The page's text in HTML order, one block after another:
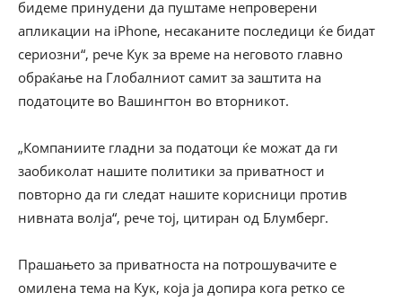
бидеме принудени да пуштаме непроверени
апликации на iPhone, несаканите последици ќе бидат
сериозни“, рече Кук за време на неговото главно
обраќање на Глобалниот самит за заштита на
податоците во Вашингтон во вторникот.
„Компаниите гладни за податоци ќе можат да ги
заобиколат нашите политики за приватност и
повторно да ги следат нашите корисници против
нивната волја“, рече тој, цитиран од Блумберг.
Прашањето за приватноста на потрошувачите е
омилена тема на Кук, која ја допира кога ретко се